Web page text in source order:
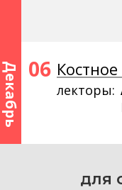
Декабрь 06
лекторы:
для